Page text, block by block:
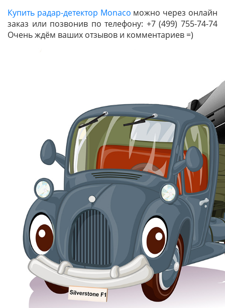
Купить радар-детектор Monaco можно через онлайн
заказ или позвонив по телефону: +7 (499) 755-74-74
Очень ждём ваших отзывов и комментариев =)